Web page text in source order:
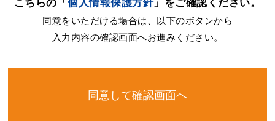
こちらの「個人情報保護方針」をご確認ください。
同意をいただける場合は、以下のボタンから
入力内容の確認画面へお進みください。